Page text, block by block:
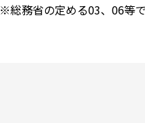
※総務省の定める03、06等